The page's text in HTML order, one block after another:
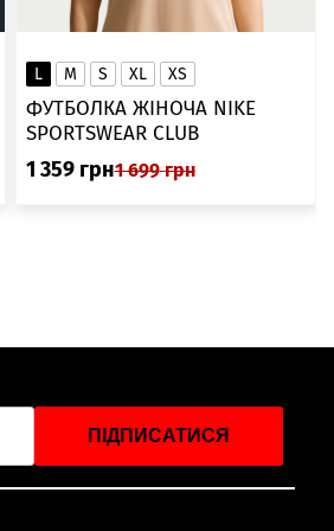
L M S XL XS
ФУТБОЛКА ЖІНОЧА NIKE
SPORTSWEAR CLUB
ESSENTIALS DX7902-286
1 359 грн1 699 грн
ПІДПИСАТИСЯ